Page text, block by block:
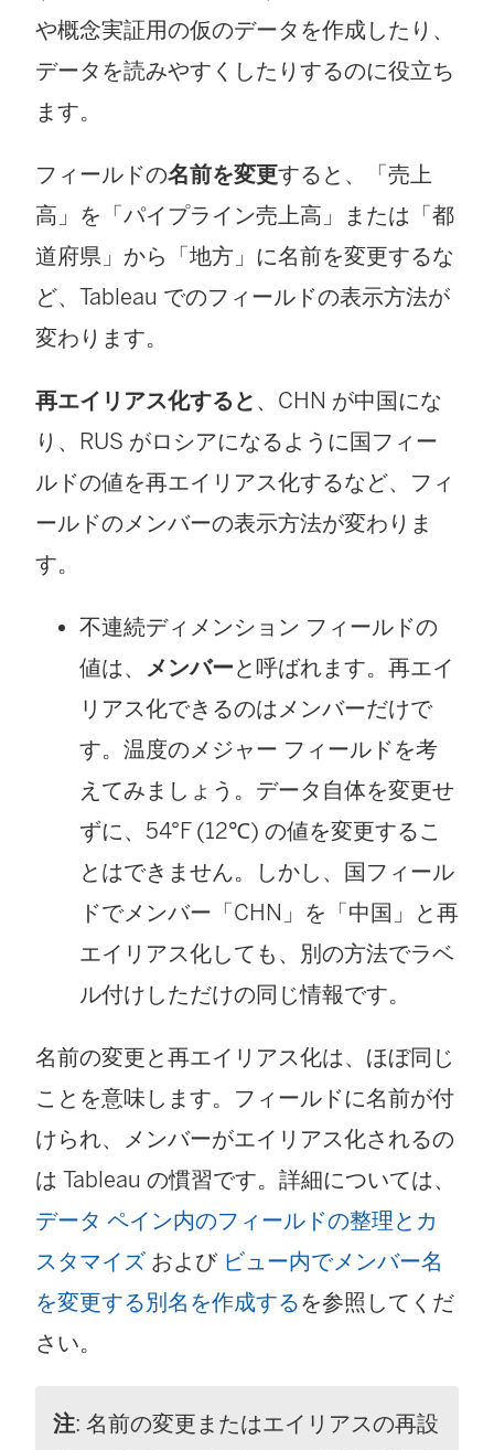
や概念実証用の仮のデータを作成したり、
データを読みやすくしたりするのに役立ち
ます。
フィールドの名前を変更すると、「売上
高」を「パイプライン売上高」または「都
道府県」から「地方」に名前を変更するな
ど、Tableau でのフィールドの表示方法が
変わります。
再エイリアス化すると 、CHN が中国にな
り、RUS がロシアになるように国フィー
ルドの値を再エイリアス化するなど、フィ
ールドのメンバーの表示方法が変わりま
す。
不連続ディメンション フィールドの
値は、 メンバーと呼ばれます。再エイ
リアス化できるのはメンバーだけで
す。温度のメジャー フィールドを考
えてみましょう。データ自体を変更せ
ずに、54°F (12℃) の値を変更するこ
とはできません。しかし、国フィール
ドでメンバー「CHN」を「中国」と再
エイリアス化しても、別の方法でラベ
ル付けしただけの同じ情報です。
名前の変更と再エイリアス化は、ほぼ同じ
ことを意味します。フィールドに名前が付
けられ、メンバーがエイリアス化されるの
は Tableau の慣習です。詳細については、
データ ペイン内のフィールドの整理とカ
スタマイズ および ビュー内でメンバー名
を変更する別名を作成するを参照してくだ
さい。
注: 名前の変更またはエイリアスの再設